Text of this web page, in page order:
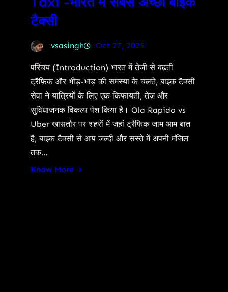
टैक्सी
vsasingh Oct 27, 2025
परिचय (Introduction) भारत में तेजी से बढ़ती
ट्रैफिक और भीड़-भाड़ की समस्या के चलते, बाइक टैक्सी
सेवा ने यात्रियों के लिए एक किफायती, तेज़ और
सुविधाजनक विकल्प पेश किया है। Ola Rapido vs
Uber खासतौर पर शहरों में जहां ट्रैफिक जाम आम बात
है, बाइक टैक्सी से आप जल्दी और सस्ते में अपनी मंजिल
तक…
Know More